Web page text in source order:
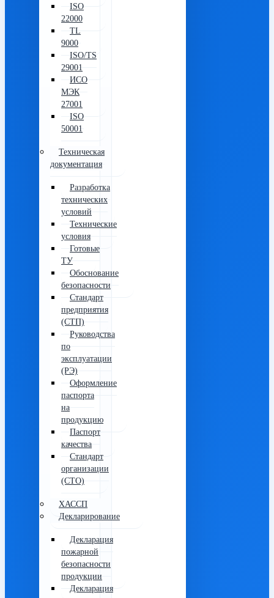
ISO
22000
TL
9000
ISO/TS
29001
ИСО
МЭК
27001
ISO
50001
Техническая
документация
Разработка
технических
условий
Технические
условия
Готовые
ТУ
Обоснование
безопасности
Стандарт
предприятия
(СТП)
Руководства
по
эксплуатации
(РЭ)
Оформление
паспорта
на
продукцию
Паспорт
качества
Стандарт
организации
(СТО)
ХАССП
Декларирование
Декларация
пожарной
безопасности
продукции
Декларация